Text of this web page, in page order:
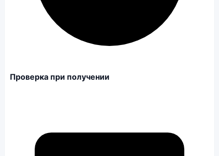
Проверка при получении